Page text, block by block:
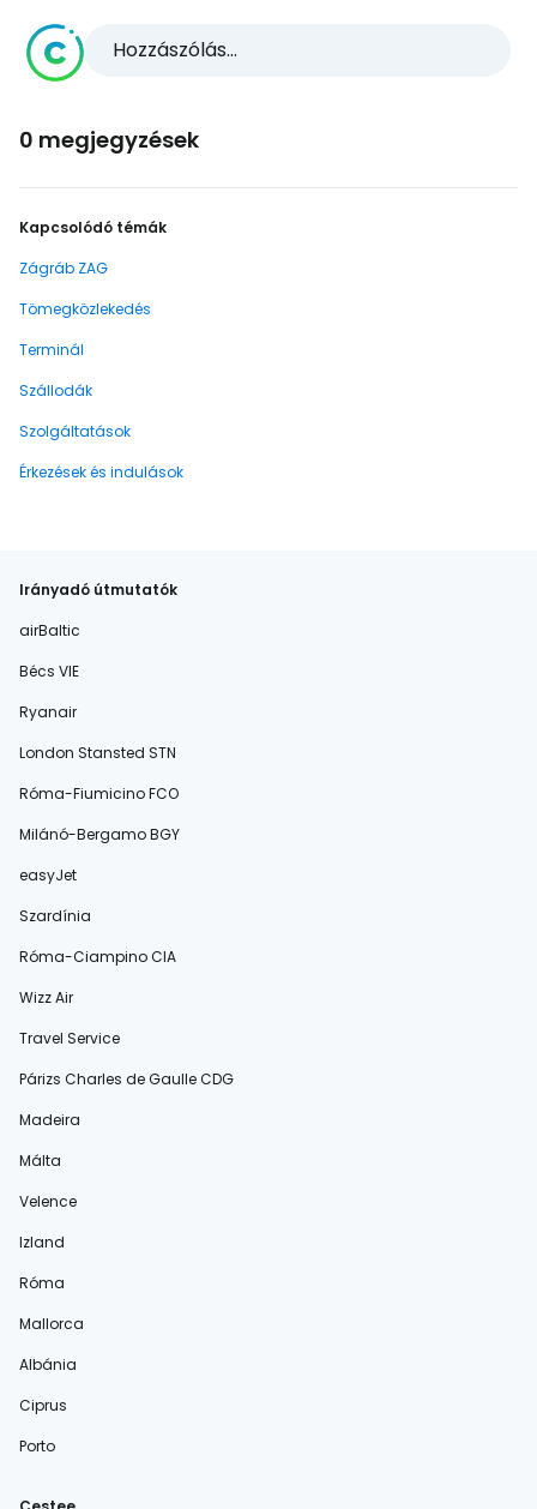
Hozzászólás...
0 megjegyzések
Kapcsolódó témák
Zágráb ZAG
Tömegközlekedés
Terminál
Szállodák
Szolgáltatások
Érkezések és indulások
Irányadó útmutatók
airBaltic
Bécs VIE
Ryanair
London Stansted STN
Róma-Fiumicino FCO
Milánó-Bergamo BGY
easyJet
Szardínia
Róma-Ciampino CIA
Wizz Air
Travel Service
Párizs Charles de Gaulle CDG
Madeira
Málta
Velence
Izland
Róma
Mallorca
Albánia
Ciprus
Porto